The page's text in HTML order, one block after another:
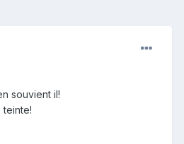
souvient il!